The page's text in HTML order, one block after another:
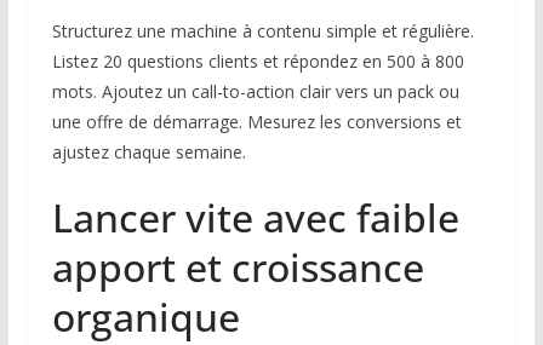
Structurez une machine à contenu simple et régulière.
Listez 20 questions clients et répondez en 500 à 800
mots. Ajoutez un call-to-action clair vers un pack ou
une offre de démarrage. Mesurez les conversions et
ajustez chaque semaine.
Lancer vite avec faible
apport et croissance
organique